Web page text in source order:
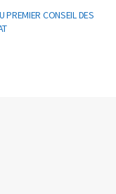
PREMIER CONSEIL DES